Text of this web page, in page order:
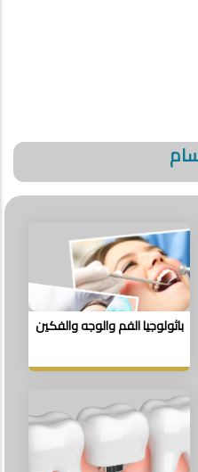
باثولوجيا الفم والوجه والفكين